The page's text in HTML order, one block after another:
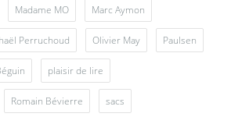
Madame MO Marc Aymon
Perruchoud Olivier May Paulsen
plaisir de lire
Romain Bévierre sacs